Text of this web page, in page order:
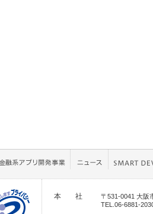
本 社
〒531-0041 大阪
TEL.06-6881-